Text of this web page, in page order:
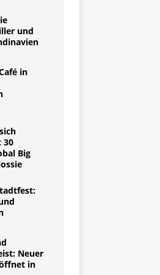
und
in
30
Big
Neuer
in